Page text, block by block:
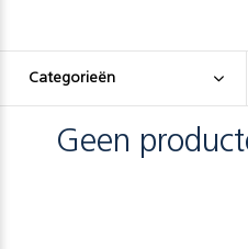
Categorieën
Geen